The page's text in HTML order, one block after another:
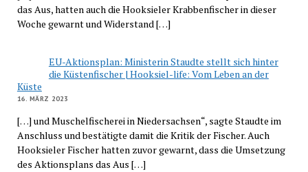
das Aus, hatten auch die Hooksieler Krabbenfischer in dieser
Woche gewarnt und Widerstand […]
EU-Aktionsplan: Ministerin Staudte stellt sich hinter
die Küstenfischer | Hooksiel-life: Vom Leben an der
Küste
16. MÄRZ 2023
[…] und Muschelfischerei in Niedersachsen“, sagte Staudte im
Anschluss und bestätigte damit die Kritik der Fischer. Auch
Hooksieler Fischer hatten zuvor gewarnt, dass die Umsetzung
des Aktionsplans das Aus […]